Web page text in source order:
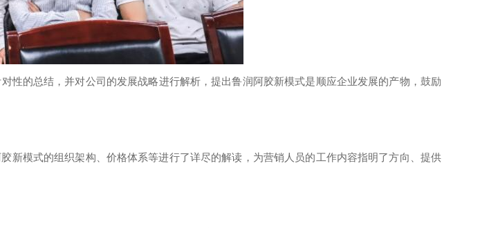
性的总结，并对公司的发展战略进行解析，提出鲁润阿胶新模式是顺应企业发展的产物，鼓励
新模式的组织架构、价格体系等进行了详尽的解读，为营销人员的工作内容指明了方向、提供